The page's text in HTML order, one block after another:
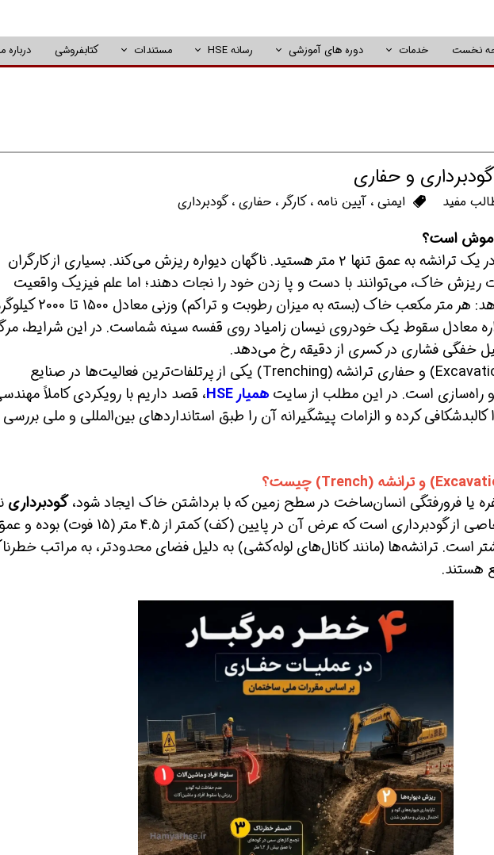
نخست خدمات دوره های آموزشی رسانه HSE
پادکست Safety Cast
مستندات کتابفروشی درباره
و حفاری
مفید ایمنی، آیین نامه، کارگر ، حفاری، گودبرداری
است؟
تصور کنید در حال کار در یک ترانشه به عمق تنها ۲ متر هستید. ناگهان دیواره ریزش می‌کند. بسیاری از کارگران
ریزش خاک، می‌توانند با دست و پا زدن خود را نجات دهند؛ اما علم فیزیک واقعیت
هولناکی را نشان می‌دهد: هر متر مکعب خاک (بسته به میزان رطوبت و تراکم) وزنی
معادل سقوط یک خودروی نیسان زامیاد روی قفسه سینه شماست. در این شرایط،
خفگی فشاری در کسری از دقیقه رخ می‌دهد.
عملیات گودبرداری (Excavation) و حفاری ترانشه (Trenching) یکی از پرتلفات‌ترین فعالیت‌ها در صنایع
راه‌سازی است. در این مطلب از سایت همیار HSE
، قصد داریم با رویکردی کاملاً
کرده و الزامات پیشگیرانه آن را طبق استانداردهای بین‌المللی و ملی بررسی
گودبرداری
نوع خاصی از گودبرداری است که عرض آن در پایین (کف) کمتر از 4.5 متر
است. ترانشه‌ها (مانند کانال‌های لوله‌کشی) به دلیل فضای محدودتر، به مراتب
هستند.
همین حالا بگیرش همین حالا بگیرش همین حالا بگیرش
افسر HSE هوشمند شو افسر HSE هوشمند شو